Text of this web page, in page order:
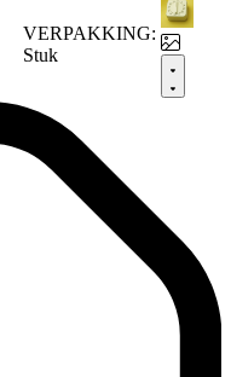
VERPAKKING:
Stuk